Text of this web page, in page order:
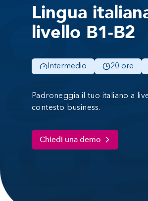
Lingua
livello B1-B2
Intermedio 20 ore
Padroneggia il tuo italiano a
contesto business.
Chiedi una demo